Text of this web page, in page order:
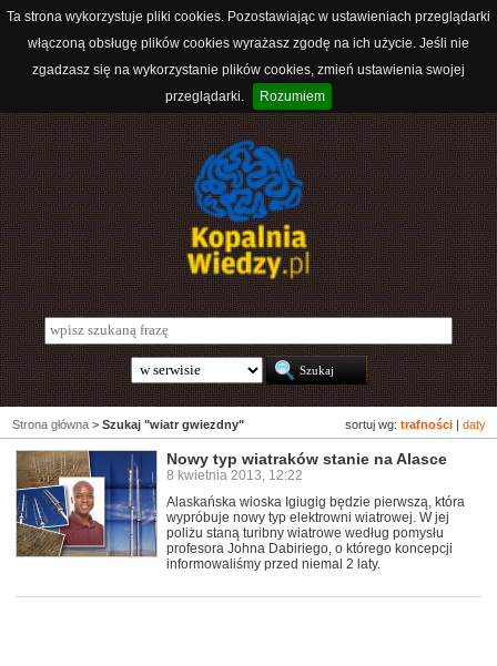
Ta strona wykorzystuje pliki cookies. Pozostawiając w ustawieniach przeglądarki
włączoną obsługę plików cookies wyrażasz zgodę na ich użycie. Jeśli nie
zgadzasz się na wykorzystanie plików cookies, zmień ustawienia swojej
przeglądarki.
Rozumiem
sortuj wg: trafności daty
Strona główna > Szukaj "wiatr gwiezdny"
Nowy typ wiatraków stanie na Alasce
8 kwietnia 2013, 12:22
Alaskańska wioska Igiugig będzie pierwszą, która
wypróbuje nowy typ elektrowni wiatrowej. W jej
poliżu staną turibny wiatrowe według pomysłu
profesora Johna Dabiriego, o którego koncepcji
informowaliśmy przed niemal 2 laty.